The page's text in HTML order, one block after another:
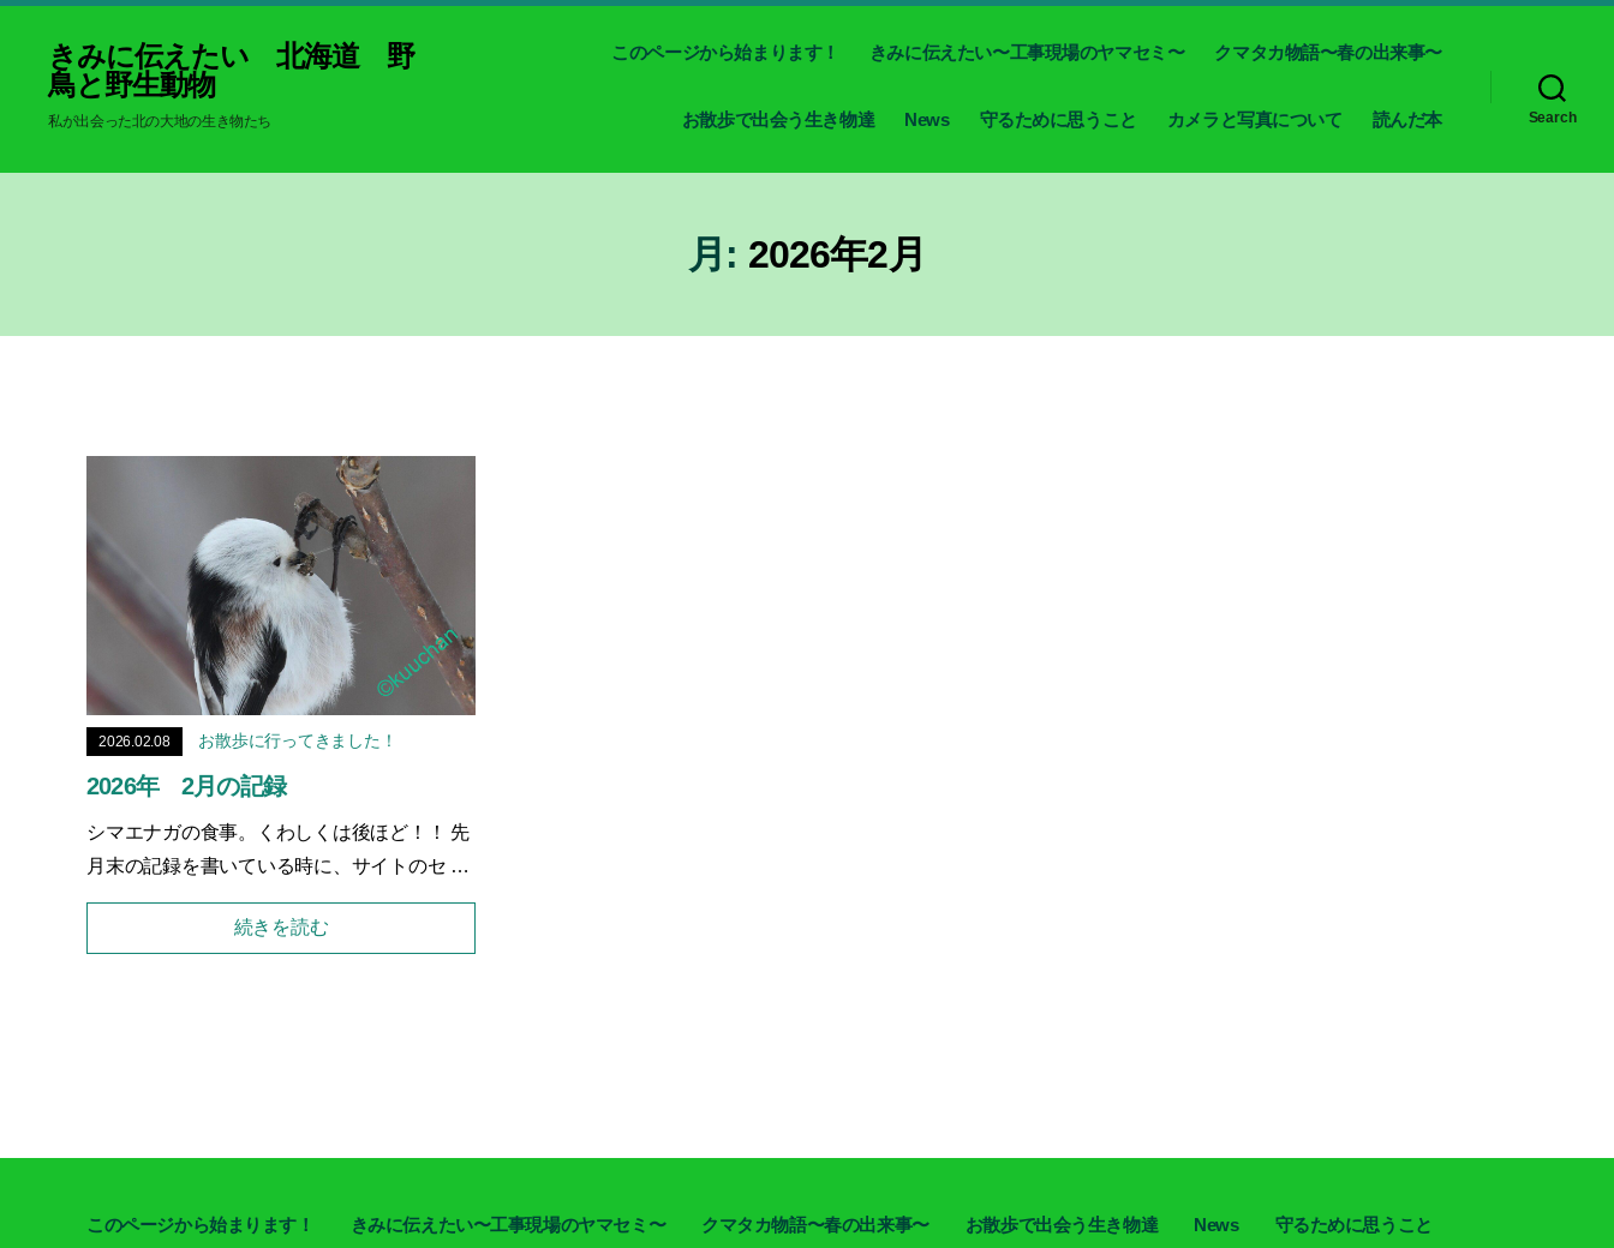
きみに伝えたい 北海道 野
鳥と野生動物
私が出会った北の大地の生き物たち
このページから始まります！ きみに伝えたい〜工事現場のヤマセミ〜 クマタカ物語〜春の出来事〜
お散歩で出会う生き物達 News 守るために思うこと カメラと写真について 読んだ本 Search
月: 2026年2月
2026.02.08 お散歩に行ってきました！
2026年 2月の記録
シマエナガの食事。くわしくは後ほど！！ 先
月末の記録を書いている時に、サイトのセ …
続きを読む
このページから始まります！ きみに伝えたい〜工事現場のヤマセミ〜 クマタカ物語〜春の出来事〜 お散歩で出会う生き物達 News 守るために思うこと